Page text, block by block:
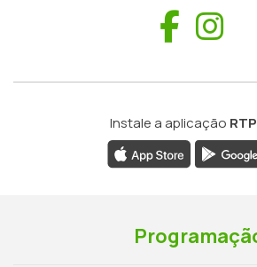
Instale a aplicação